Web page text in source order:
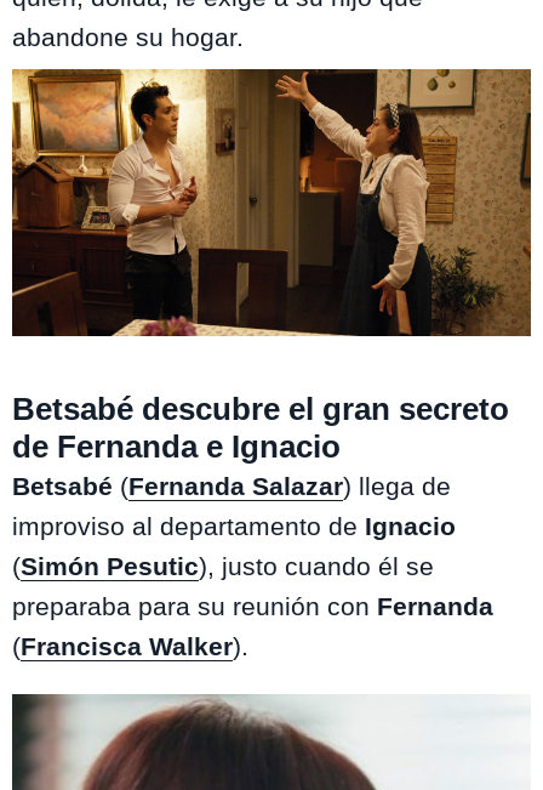
abandone su hogar.
Betsabé descubre el gran secreto
de Fernanda e Ignacio
Betsabé (Fernanda Salazar) llega de
improviso al departamento de Ignacio
(Simón Pesutic), justo cuando él se
preparaba para su reunión con Fernanda
(Francisca Walker).